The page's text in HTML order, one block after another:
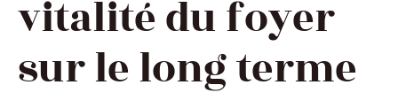
vitalité du foyer
sur le long terme